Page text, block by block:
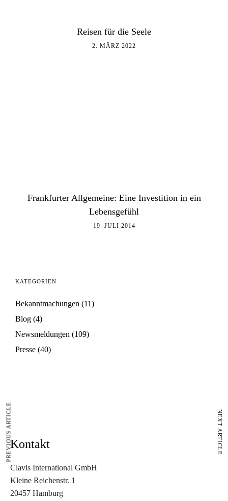
Reisen für die Seele
2. MÄRZ 2022
Frankfurter Allgemeine: Eine Investition in ein
Lebensgefühl
19. JULI 2014
PREVIOUS ARTICLE NEXT ARTICLE
KATEGORIEN
Bekanntmachungen (11)
Blog (4)
Newsmeldungen (109)
Presse (40)
Kontakt
Clavis International GmbH
Kleine Reichenstr. 1
20457 Hamburg